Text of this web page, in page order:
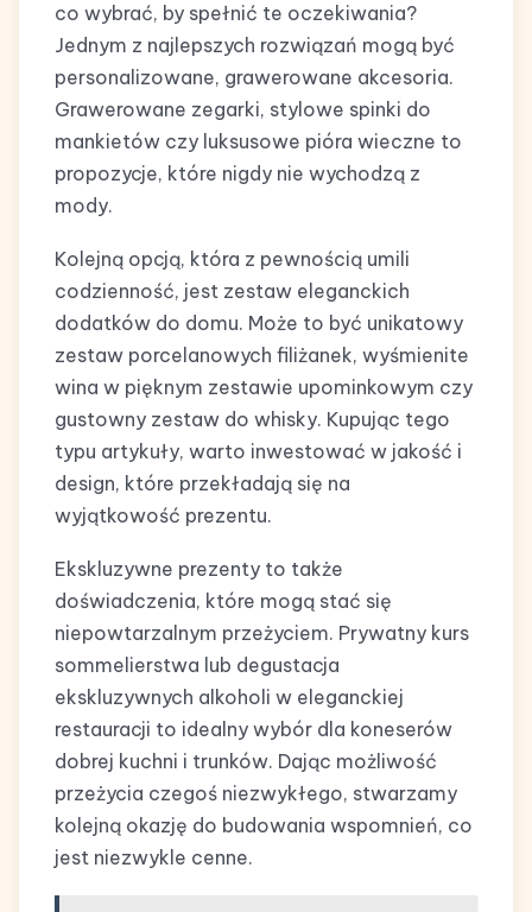
co wybrać, by spełnić te oczekiwania?
Jednym z najlepszych rozwiązań mogą być
personalizowane, grawerowane akcesoria.
Grawerowane zegarki, stylowe spinki do
mankietów czy luksusowe pióra wieczne to
propozycje, które nigdy nie wychodzą z
mody.
Kolejną opcją, która z pewnością umili
codzienność, jest zestaw eleganckich
dodatków do domu. Może to być unikatowy
zestaw porcelanowych filiżanek, wyśmienite
wina w pięknym zestawie upominkowym czy
gustowny zestaw do whisky. Kupując tego
typu artykuły, warto inwestować w jakość i
design, które przekładają się na
wyjątkowość prezentu.
Ekskluzywne prezenty to także
doświadczenia, które mogą stać się
niepowtarzalnym przeżyciem. Prywatny kurs
sommelierstwa lub degustacja
ekskluzywnych alkoholi w eleganckiej
restauracji to idealny wybór dla koneserów
dobrej kuchni i trunków. Dając możliwość
przeżycia czegoś niezwykłego, stwarzamy
kolejną okazję do budowania wspomnień, co
jest niezwykle cenne.